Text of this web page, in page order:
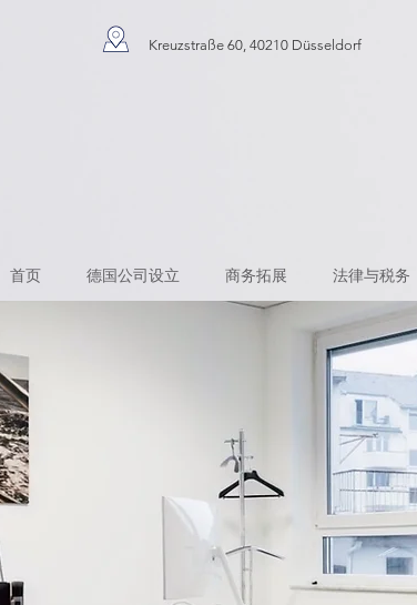
Kreuzstraße 60, 40210 Düsseldorf
首页 德国公司设立 商务拓展 法律与税务